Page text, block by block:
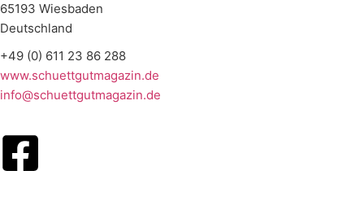
65193 Wiesbaden
Deutschland
+49 (0) 611 23 86 288
www.schuettgutmagazin.de
info@schuettgutmagazin.de